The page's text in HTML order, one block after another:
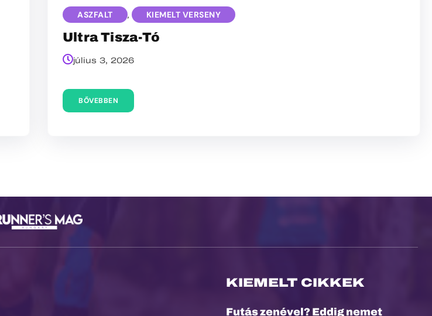
ASZFALT , KIEMELT VERSENY
Ultra Tisza-Tó
július 3, 2026
BŐVEBBEN
KIEMELT CIKKEK
Futás zenével? Eddig nemet